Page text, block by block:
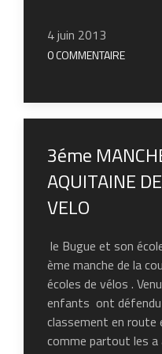
4 juin 2013
0 COMMENTAIRE
3éme
AQUITAINE
VELO
le Bugue et son
ème manche de la
écoles de vélos .
enfants ont défendu
classement en route
comme partout les a